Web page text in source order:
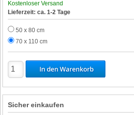
Kostenloser Versand
Lieferzeit: ca. 1-2 Tage
50 x 80 cm
70 x 110 cm
Sicher einkaufen